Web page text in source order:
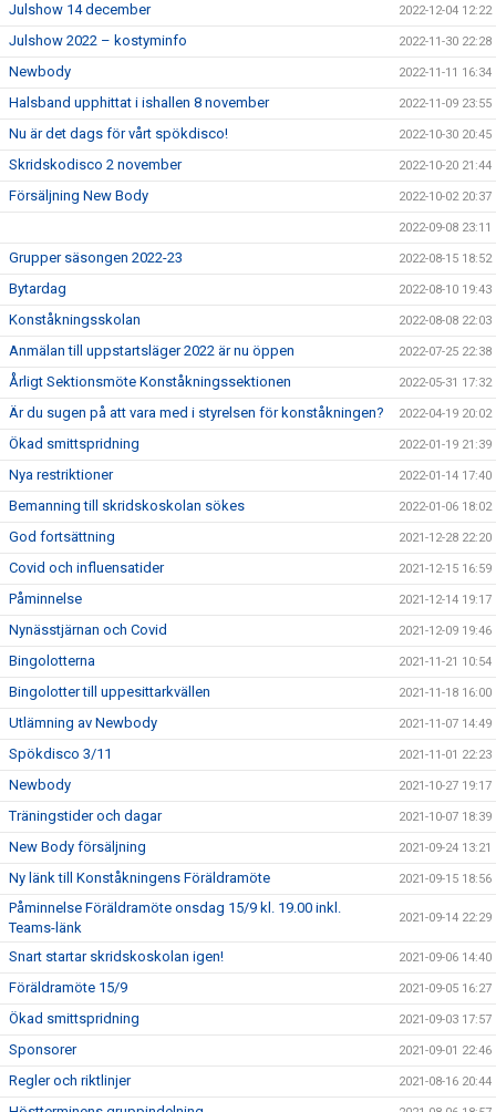
Julshow 14 december 2022-12-04 12:22
Julshow 2022 – kostyminfo 2022-11-30 22:28
Newbody 2022-11-11 16:34
Halsband upphittat i ishallen 8 november 2022-11-09 23:55
Nu är det dags för vårt spökdisco! 2022-10-30 20:45
Skridskodisco 2 november 2022-10-20 21:44
Försäljning New Body 2022-10-02 20:37
2022-09-08 23:11
Grupper säsongen 2022-23 2022-08-15 18:52
Bytardag 2022-08-10 19:43
Konståkningsskolan 2022-08-08 22:03
Anmälan till uppstartsläger 2022 är nu öppen 2022-07-25 22:38
Årligt Sektionsmöte Konståkningssektionen 2022-05-31 17:32
Är du sugen på att vara med i styrelsen för konståkningen? 2022-04-19 20:02
Ökad smittspridning 2022-01-19 21:39
Nya restriktioner 2022-01-14 17:40
Bemanning till skridskoskolan sökes 2022-01-06 18:02
God fortsättning 2021-12-28 22:20
Covid och influensatider 2021-12-15 16:59
Påminnelse 2021-12-14 19:17
Nynässtjärnan och Covid 2021-12-09 19:46
Bingolotterna 2021-11-21 10:54
Bingolotter till uppesittarkvällen 2021-11-18 16:00
Utlämning av Newbody 2021-11-07 14:49
Spökdisco 3/11 2021-11-01 22:23
Newbody 2021-10-27 19:17
Träningstider och dagar 2021-10-07 18:39
New Body försäljning 2021-09-24 13:21
Ny länk till Konståkningens Föräldramöte 2021-09-15 18:56
Påminnelse Föräldramöte onsdag 15/9 kl. 19.00 inkl.
Teams-länk
2021-09-14 22:29
Snart startar skridskoskolan igen! 2021-09-06 14:40
Föräldramöte 15/9 2021-09-05 16:27
Ökad smittspridning 2021-09-03 17:57
Sponsorer 2021-09-01 22:46
Regler och riktlinjer 2021-08-16 20:44